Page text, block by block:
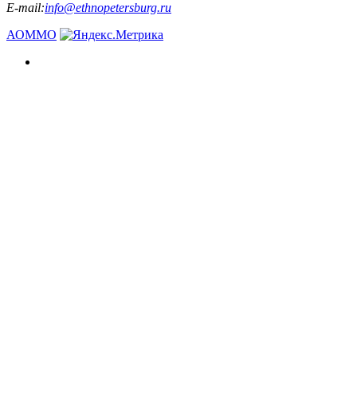
E-mail:info@ethnopetersburg.ru
АОММО